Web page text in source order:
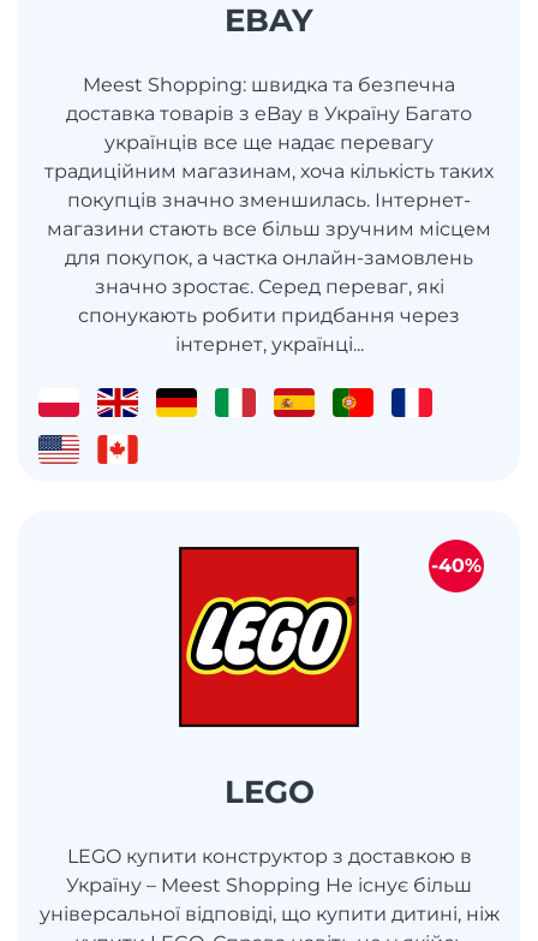
EBAY
Meest Shopping: швидка та безпечна
доставка товарів з eBay в Україну Багато
українців все ще надає перевагу
традиційним магазинам, хоча кількість таких
покупців значно зменшилась. Інтернет-
магазини стають все більш зручним місцем
для покупок, а частка онлайн-замовлень
значно зростає. Серед переваг, які
спонукають робити придбання через
інтернет, українці...
LEGO
LEGO купити конструктор з доставкою в
Україну – Meest Shopping Не існує більш
універсальної відповіді, що купити дитині, ніж
-40%